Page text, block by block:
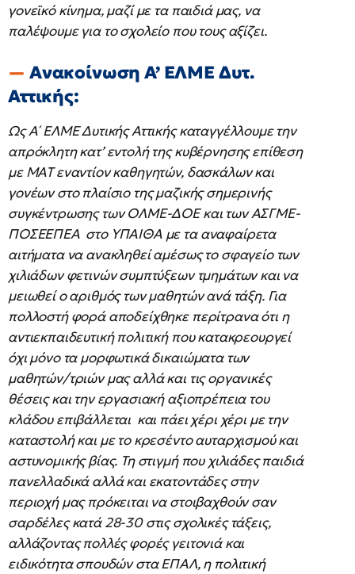
γονεϊκό κίνημα, μαζί με τα παιδιά μας, να
παλέψουμε για το σχολείο που τους αξίζει.
Ανακοίνωση Α’ ΕΛΜΕ Δυτ.
Αττικής:
Ως Α΄ ΕΛΜΕ Δυτικής Αττικής καταγγέλλουμε την
απρόκλητη κατ’ εντολή της κυβέρνησης επίθεση
με ΜΑΤ εναντίον καθηγητών, δασκάλων και
γονέων στο πλαίσιο της μαζικής σημερινής
συγκέντρωσης των ΟΛΜΕ-ΔΟΕ και των ΑΣΓΜΕ-
ΠΟΣΕΕΠΕΑ στο ΥΠΑΙΘΑ με τα αναφαίρετα
αιτήματα να ανακληθεί αμέσως το σφαγείο των
χιλιάδων φετινών συμπτύξεων τμημάτων και να
μειωθεί ο αριθμός των μαθητών ανά τάξη. Για
πολλοστή φορά αποδείχθηκε περίτρανα ότι η
αντιεκπαιδευτική πολιτική που κατακρεουργεί
όχι μόνο τα μορφωτικά δικαιώματα των
μαθητών/τριών μας αλλά και τις οργανικές
θέσεις και την εργασιακή αξιοπρέπεια του
κλάδου επιβάλλεται και πάει χέρι χέρι με την
καταστολή και με το κρεσέντο αυταρχισμού και
αστυνομικής βίας. Τη στιγμή που χιλιάδες παιδιά
πανελλαδικά αλλά και εκατοντάδες στην
περιοχή μας πρόκειται να στοιβαχθούν σαν
σαρδέλες κατά 28-30 στις σχολικές τάξεις,
αλλάζοντας πολλές φορές γειτονιά και
ειδικότητα σπουδών στα ΕΠΑΛ, η πολιτική